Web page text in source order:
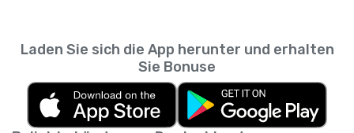
Laden Sie sich die App herunter und erhalten
Sie Bonuse